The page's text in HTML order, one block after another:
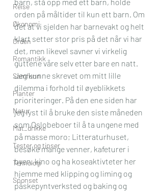
Reise
Økonomi
Orden
Romantikk
Samfunn
Planter
Natur
Mat_drikke
Tester og tipser
Teknologi
Sponset
orden på måltider til kun ett barn. Om
det at vi sjelden har barnevakt og helt
klart setter stor pris på det når vi har
det, men likevel savner vi virkelig
guttene våre selv etter bare en natt.
Jeg kunne skrevet om mitt lille
dilemma i forhold til øyeblikkets
prioriteringer. På den ene siden har
jeg lyst til å bruke den siste måneden
som Oslobeboer til å ta ungene med
på masse moro; Litteraturhuset,
besøke mange venner, kafeturer i
byen, kino og ha koseaktivteter her
hjemme med klipping og liming og
påskepyntverksted og baking og